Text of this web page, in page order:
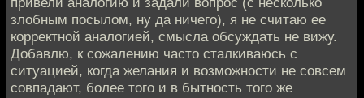
злобным посылом, ну да ничего), я не считаю ее
корректной аналогией, смысла обсуждать не вижу.
Добавлю, к сожалению часто сталкиваюсь с
ситуацией, когда желания и возможности не совсем
совпадают, более того и в бытность того же